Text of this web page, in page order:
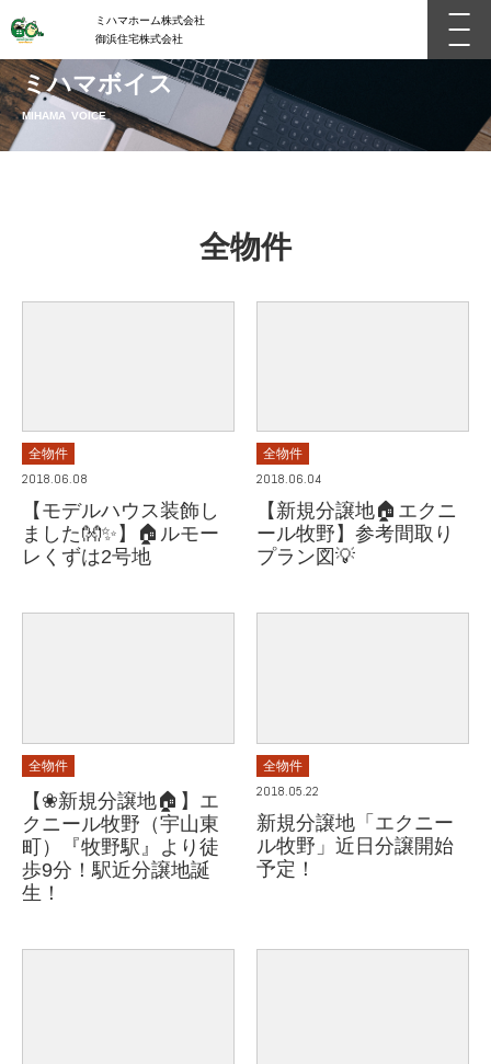
ミハマホーム株式会社
御浜住宅株式会社
ミハマボイス
MIHAMA VOICE
全物件
全物件
2018.06.08
【モデルハウス装飾し
ました👐✨】🏠ルモー
レくずは2号地
全物件
2018.06.04
【新規分譲地🏠エクニ
ール牧野】参考間取り
プラン図💡
全物件
【❀新規分譲地🏠】エ
クニール牧野（宇山東
町）『牧野駅』より徒
歩9分！駅近分譲地誕
生！
全物件
2018.05.22
新規分譲地「エクニー
ル牧野」近日分譲開始
予定！